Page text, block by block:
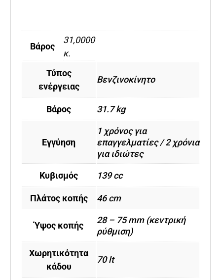
Βάρος
31,0000
κ.
Τύπος
ενέργειας
Βενζινοκίνητο
Βάρος 31.7 kg
Εγγύηση
1 χρόνος για
επαγγελματίες / 2 χρόνια
για ιδιώτες
Κυβισμός 139 cc
Πλάτος κοπής 46 cm
Ύψος κοπής
28 – 75 mm (κεντρική
ρύθμιση)
Χωρητικότητα
κάδου
70 lt